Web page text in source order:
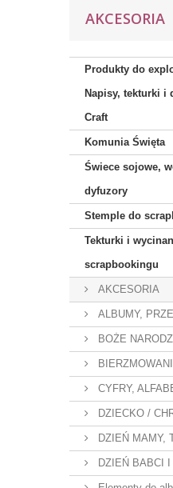
AKCESORIA
Produkty do
Napisy, tekturki i
Craft
Komunia Święta
Świece sojowe,
dyfuzory
Stemple do
Tekturki i
scrapbookingu
AKCESORIA
ALBUMY,
BOŻE
CYFRY,
DZIECKO /
DZIEŃ MAMY,
DZIEŃ BABCI